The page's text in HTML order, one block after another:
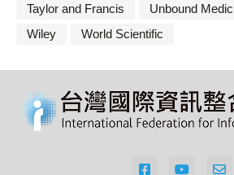
Taylor and Francis
Unbound
Wiley
World Scientific